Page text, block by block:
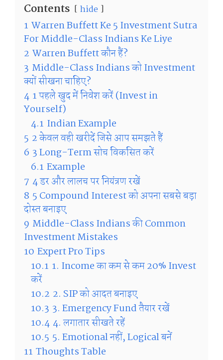
Contents hide
1 Warren Buffett Ke 5 Investment Sutra
For Middle-Class Indians Ke Liye
2 Warren Buffett कौन हैं?
3 Middle-Class Indians को Investment
क्यों सीखना चाहिए?
4 1 पहले खुद में निवेश करें (Invest in
Yourself)
4.1 Indian Example
5 2 केवल वही खरीदें जिसे आप समझते हैं
6 3 Long-Term सोच विकसित करें
6.1 Example
7 4 डर और लालच पर नियंत्रण रखें
8 5 Compound Interest को अपना सबसे बड़ा
दोस्त बनाइए
9 Middle-Class Indians की Common
Investment Mistakes
10 Expert Pro Tips
10.1 1. Income का कम से कम 20% Invest
करें
10.2 2. SIP को आदत बनाइए
10.3 3. Emergency Fund तैयार रखें
10.4 4. लगातार सीखते रहें
10.5 5. Emotional नहीं, Logical बनें
11 Thoughts Table